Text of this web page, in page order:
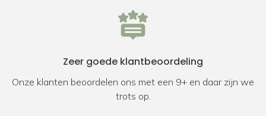
Zeer goede klantbeoordeling
Onze klanten beoordelen ons met een 9+ en daar zijn we
trots op.